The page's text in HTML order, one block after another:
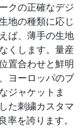
クの正確なデジ
地の種類に応じ
ば、薄手の生地
くします。量産
置合わせと鮮明
ヨーロッパのブ
ジャケットま
た刺繍カスタマ
を誇ります。